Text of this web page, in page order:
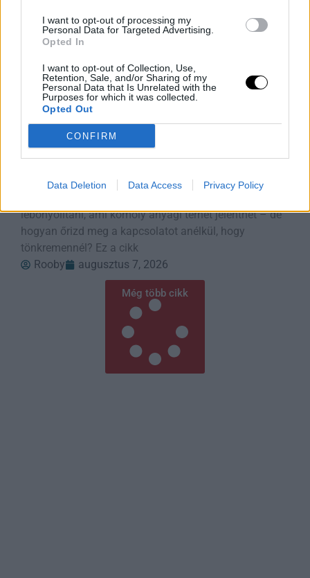
I want to opt-out of processing my
Personal Data for Targeted Advertising.
Opted In
I want to opt-out of Collection, Use,
Retention, Sale, and/or Sharing of my
Personal Data that Is Unrelated with the
Purposes for which it was collected.
Opted Out
CONFIRM
Data Deletion Data Access Privacy Policy
Barátság és Pénz? Így Maradjatok
Együtt Étkezési Döntéseknél
lebonyolítani, ami komoly anyagi terhet jelenthet – de
hogyan őrizd meg a kapcsolatot anélkül, hogy
tönkremennél? Ez a cikk
Rooby
augusztus 7, 2026
Még több cikk